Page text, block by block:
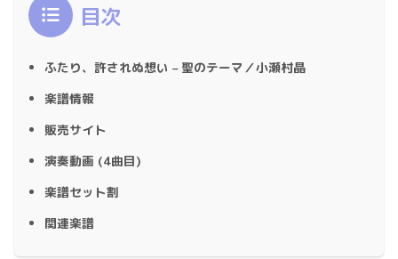
目次
ふたり、許されぬ想い – 聖のテーマ／小瀬村晶
楽譜情報
販売サイト
演奏動画 (4曲目)
楽譜セット割
関連楽譜